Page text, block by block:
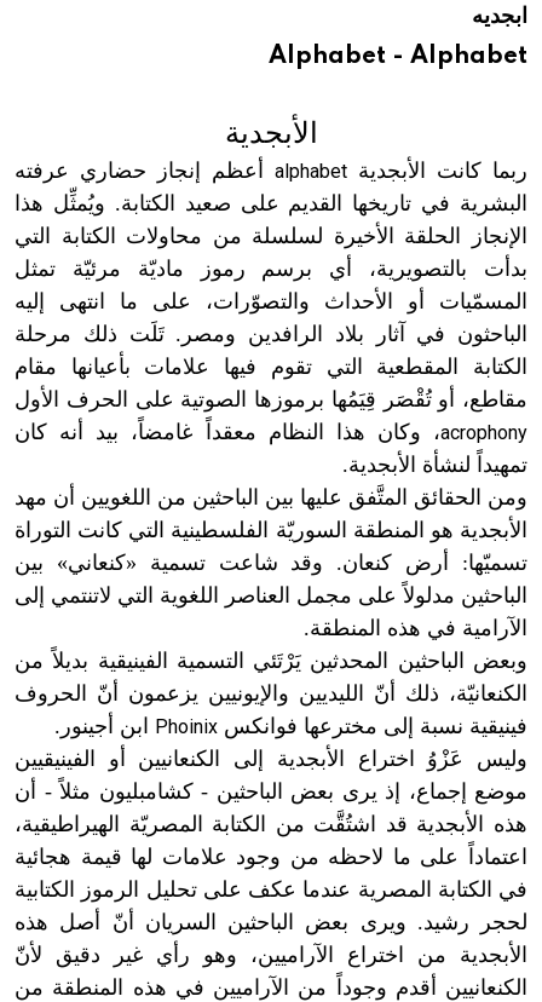
ابجديه
Alphabet - Alphabet
الأبجدية
ربما كانت الأبجدية alphabet أعظم إنجاز حضاري عرفته
البشرية في تاريخها القديم على صعيد الكتابة. ويُمثِّل هذا
الإنجاز الحلقة الأخيرة لسلسلة من محاولات الكتابة التي
بدأت بالتصويرية، أي برسم رموز ماديّة مرئيّة تمثل
المسمّيات أو الأحداث والتصوّرات، على ما انتهى إليه
الباحثون في آثار بلاد الرافدين ومصر. تَلَت ذلك مرحلة
الكتابة المقطعية التي تقوم فيها علامات بأعيانها مقام
مقاطع، أو تُقْصَر قِيَمُها برموزها الصوتية على الحرف الأول
acrophony، وكان هذا النظام معقداً غامضاً، بيد أنه كان
تمهيداً لنشأة الأبجدية.
ومن الحقائق المتَّفق عليها بين الباحثين من اللغويين أن مهد
الأبجدية هو المنطقة السوريّة الفلسطينية التي كانت التوراة
تسميّها: أرض كنعان. وقد شاعت تسمية «كنعاني» بين
الباحثين مدلولاً على مجمل العناصر اللغوية التي لاتنتمي إلى
الآرامية في هذه المنطقة.
وبعض الباحثين المحدثين يَرْتَئي التسمية الفينيقية بديلاً من
الكنعانيّة، ذلك أنّ الليديين والإيونيين يزعمون أنّ الحروف
فينيقية نسبة إلى مخترعها فوانكس Phoinix
ابن أجينور.
وليس عَزْوُ اختراع الأبجدية إلى الكنعانيين أو الفينيقيين
موضع إجماع، إذ يرى بعض الباحثين - كشامبليون مثلاً - أن
هذه الأبجدية قد اشتُقَّت من الكتابة المصريّة الهيراطيقية،
اعتماداً على ما لاحظه من وجود علامات لها قيمة هجائية
في الكتابة المصرية عندما عكف على تحليل الرموز الكتابية
لحجر رشيد. ويرى بعض الباحثين السريان أنّ أصل هذه
الأبجدية من اختراع الآراميين، وهو رأي غير دقيق لأنّ
الكنعانيين أقدم وجوداً من الآراميين في هذه المنطقة من